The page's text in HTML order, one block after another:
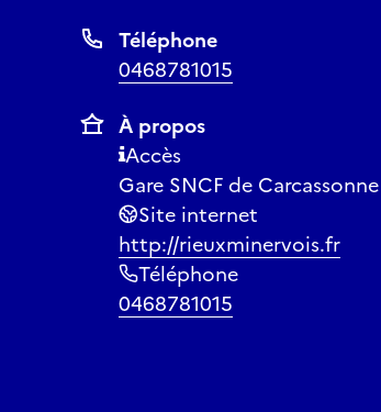
Téléphone
0468781015
À propos
Accès
Gare SNCF de
Site internet
http://rieuxminervois.fr
Téléphone
0468781015